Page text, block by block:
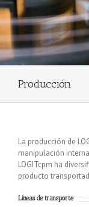
Producción
La producción de
manipulación
LOGITcpm ha
producto
Líneas de transporte